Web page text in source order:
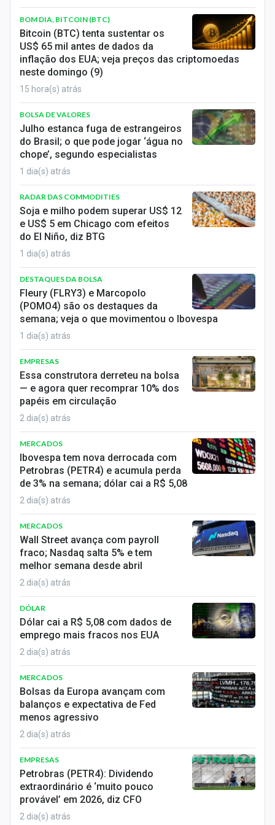
Empresas
Brasil
Política
Colunas
Especiais
Internacional
Marketing
Tecnologia
Conteúdo de Marca
Sobre
Expediente
Contato
BOM DIA, BITCOIN (BTC)
Bitcoin (BTC) tenta sustentar os
US$ 65 mil antes de dados da
inflação dos EUA; veja preços das criptomoedas
neste domingo (9)
15 hora(s) atrás
BOLSA DE VALORES
Julho estanca fuga de estrangeiros
do Brasil; o que pode jogar ‘água no
chope’, segundo especialistas
1 dia(s) atrás
RADAR DAS COMMODITIES
Soja e milho podem superar US$ 12
e US$ 5 em Chicago com efeitos
do El Niño, diz BTG
1 dia(s) atrás
DESTAQUES DA BOLSA
Fleury (FLRY3) e Marcopolo
(POMO4) são os destaques da
semana; veja o que movimentou o Ibovespa
1 dia(s) atrás
EMPRESAS
Essa construtora derreteu na bolsa
— e agora quer recomprar 10% dos
papéis em circulação
2 dia(s) atrás
MERCADOS
Ibovespa tem nova derrocada com
Petrobras (PETR4) e acumula perda
de 3% na semana; dólar cai a R$ 5,08
2 dia(s) atrás
MERCADOS
Wall Street avança com payroll
fraco; Nasdaq salta 5% e tem
melhor semana desde abril
2 dia(s) atrás
DÓLAR
Dólar cai a R$ 5,08 com dados de
emprego mais fracos nos EUA
2 dia(s) atrás
MERCADOS
Bolsas da Europa avançam com
balanços e expectativa de Fed
menos agressivo
2 dia(s) atrás
EMPRESAS
Petrobras (PETR4): Dividendo
extraordinário é ‘muito pouco
provável’ em 2026, diz CFO
2 dia(s) atrás